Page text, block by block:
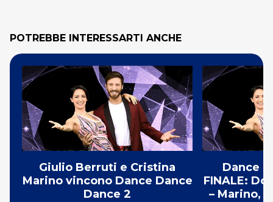
POTREBBE INTERESSARTI ANCHE
Giulio Berruti e Cristina
Marino vincono Dance Dance
Dance 2
Dance
FINALE:
– Marino,